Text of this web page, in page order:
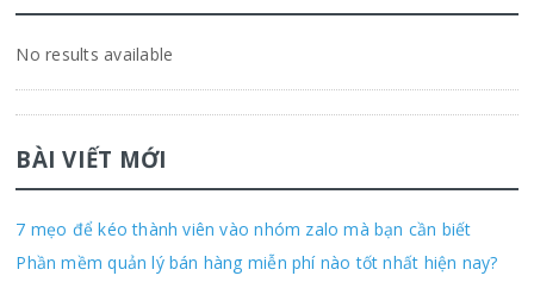
No results available
BÀI VIẾT MỚI
7 mẹo để kéo thành viên vào nhóm zalo mà bạn cần biết
Phần mềm quản lý bán hàng miễn phí nào tốt nhất hiện nay?